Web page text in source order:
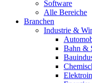
Software
Alle Bereiche
Branchen
Industrie &
Bahn &